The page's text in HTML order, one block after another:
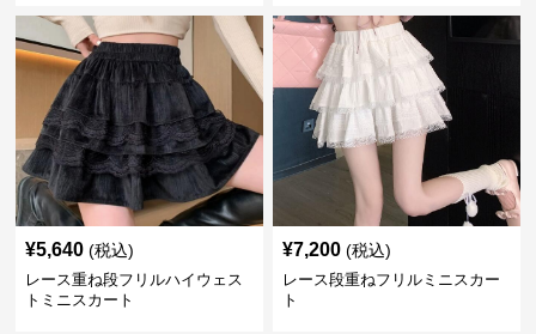
¥5,640 (税込)
レース重ね段フリルハイウェス
トミニスカート
¥7,200 (税込)
レース段重ねフリルミニスカー
ト